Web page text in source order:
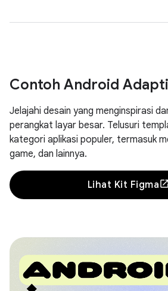
Contoh Android
Jelajahi desain yang menginspirasi
perangkat layar besar. Telusuri
kategori aplikasi populer, termasuk
game, dan lainnya.
Lihat Kit Figma